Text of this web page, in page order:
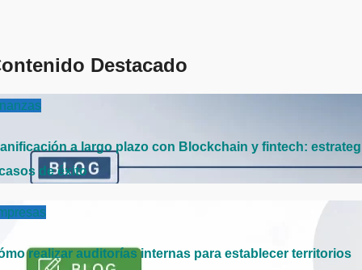
Destacado
a largo plazo con Blockchain y fintech:
de éxito
realizar auditorías internas para establecer territorios